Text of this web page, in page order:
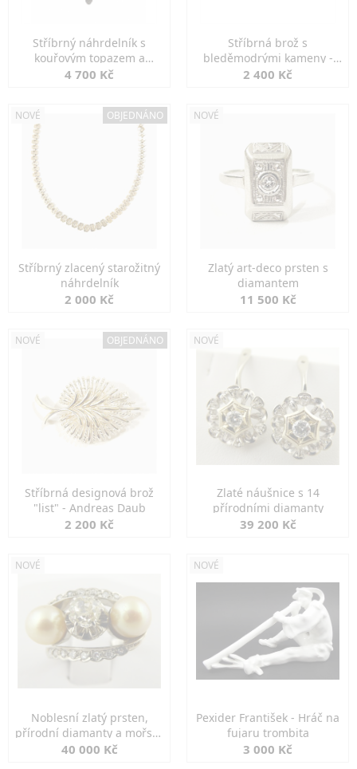
Stříbrný náhrdelník s
kouřovým topazem a
markazity
4 700 Kč
Stříbrná brož s
bleděmodrými kameny -
jemná elegance
2 400 Kč
NOVÉ OBJEDNÁNO
Stříbrný zlacený starožitný
náhrdelník
2 000 Kč
NOVÉ
Zlatý art-deco prsten s
diamantem
11 500 Kč
NOVÉ OBJEDNÁNO
Stříbrná designová brož
"list" - Andreas Daub
2 200 Kč
NOVÉ
Zlaté náušnice s 14
přírodními diamanty
39 200 Kč
NOVÉ
Noblesní zlatý prsten,
přírodní diamanty a mořské
perly
40 000 Kč
NOVÉ
Pexider František - Hráč na
fujaru trombita
3 000 Kč